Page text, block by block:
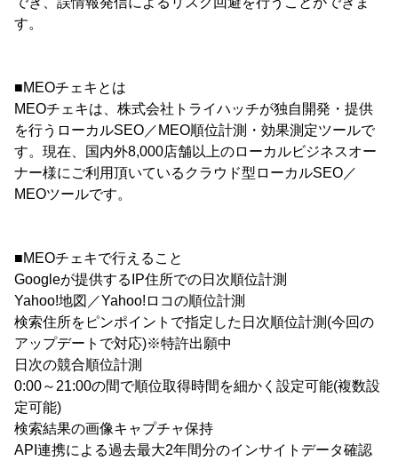
す。
■MEOチェキとは
MEOチェキは、株式会社トライハッチが独自開発・提供
を行うローカルSEO／MEO順位計測・効果測定ツールで
す。現在、国内外8,000店舗以上のローカルビジネスオー
ナー様にご利用頂いているクラウド型ローカルSEO／
MEOツールです。
■MEOチェキで行えること
Googleが提供するIP住所での日次順位計測
Yahoo!地図／Yahoo!ロコの順位計測
検索住所をピンポイントで指定した日次順位計測(今回の
アップデートで対応)※特許出願中
日次の競合順位計測
0:00～21:00の間で順位取得時間を細かく設定可能(複数設
定可能)
検索結果の画像キャプチャ保持
API連携による過去最大2年間分のインサイトデータ確認